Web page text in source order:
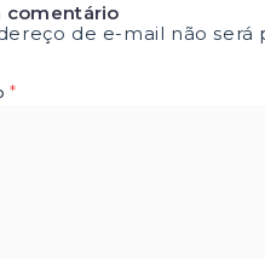
comentário
de e-mail não será
*